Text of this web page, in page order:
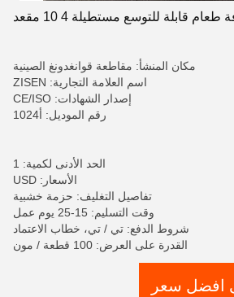
قابلة للتوسع مستطيلة 4 10 مقعد
مكان المنشأ: مقاطعة قوانغدونغ الصينية
اسم العلامة التجارية: ZISEN
إصدار الشهادات: CE/ISO
رقم الموديل: أ1024
الحد الأدنى لكمية: 1
الأسعار: USD
تفاصيل التغليف: حزمة خشبية
وقت التسليم: 15-25 يوم عمل
شروط الدفع: تي / تي، خطاب الاعتماد
القدرة على العرض: 100 قطعة / مون
افضل سعر